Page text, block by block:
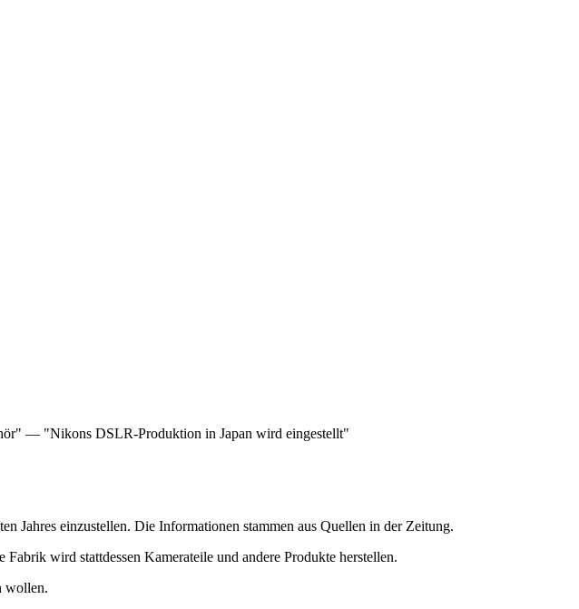
— "Nikons DSLR-Produktion in Japan wird eingestellt"
Jahres einzustellen. Die Informationen stammen aus Quellen in der Zeitung.
wird stattdessen Kamerateile und andere Produkte herstellen.
wollen.